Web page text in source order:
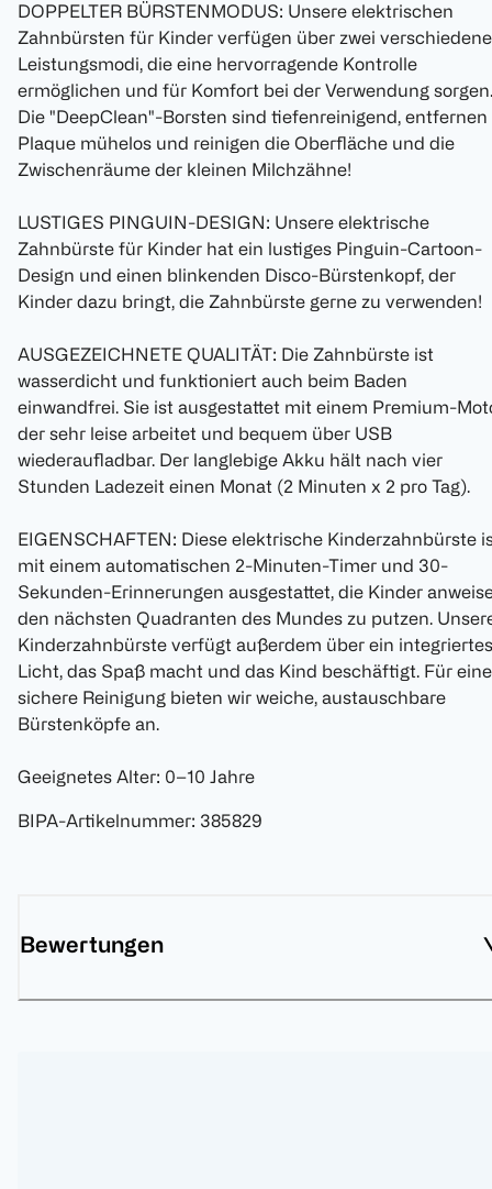
DOPPELTER BÜRSTENMODUS: Unsere elektrischen
Zahnbürsten für Kinder verfügen über zwei verschiedene
Leistungsmodi, die eine hervorragende Kontrolle
ermöglichen und für Komfort bei der Verwendung sorgen.
Die "DeepClean"-Borsten sind tiefenreinigend, entfernen
Plaque mühelos und reinigen die Oberfläche und die
Zwischenräume der kleinen Milchzähne!
LUSTIGES PINGUIN-DESIGN: Unsere elektrische
Zahnbürste für Kinder hat ein lustiges Pinguin-Cartoon-
Design und einen blinkenden Disco-Bürstenkopf, der
Kinder dazu bringt, die Zahnbürste gerne zu verwenden!
AUSGEZEICHNETE QUALITÄT: Die Zahnbürste ist
wasserdicht und funktioniert auch beim Baden
einwandfrei. Sie ist ausgestattet mit einem Premium-
der sehr leise arbeitet und bequem über USB
wiederaufladbar. Der langlebige Akku hält nach vier
Stunden Ladezeit einen Monat (2 Minuten x 2 pro Tag).
EIGENSCHAFTEN: Diese elektrische Kinderzahnbürste
mit einem automatischen 2-Minuten-Timer und 30-
Sekunden-Erinnerungen ausgestattet, die Kinder
den nächsten Quadranten des Mundes zu putzen.
Kinderzahnbürste verfügt außerdem über ein integriertes
Licht, das Spaß macht und das Kind beschäftigt. Für eine
sichere Reinigung bieten wir weiche, austauschbare
Bürstenköpfe an.
Geeignetes Alter: 0–10 Jahre
BIPA-Artikelnummer: 385829
Bewertungen